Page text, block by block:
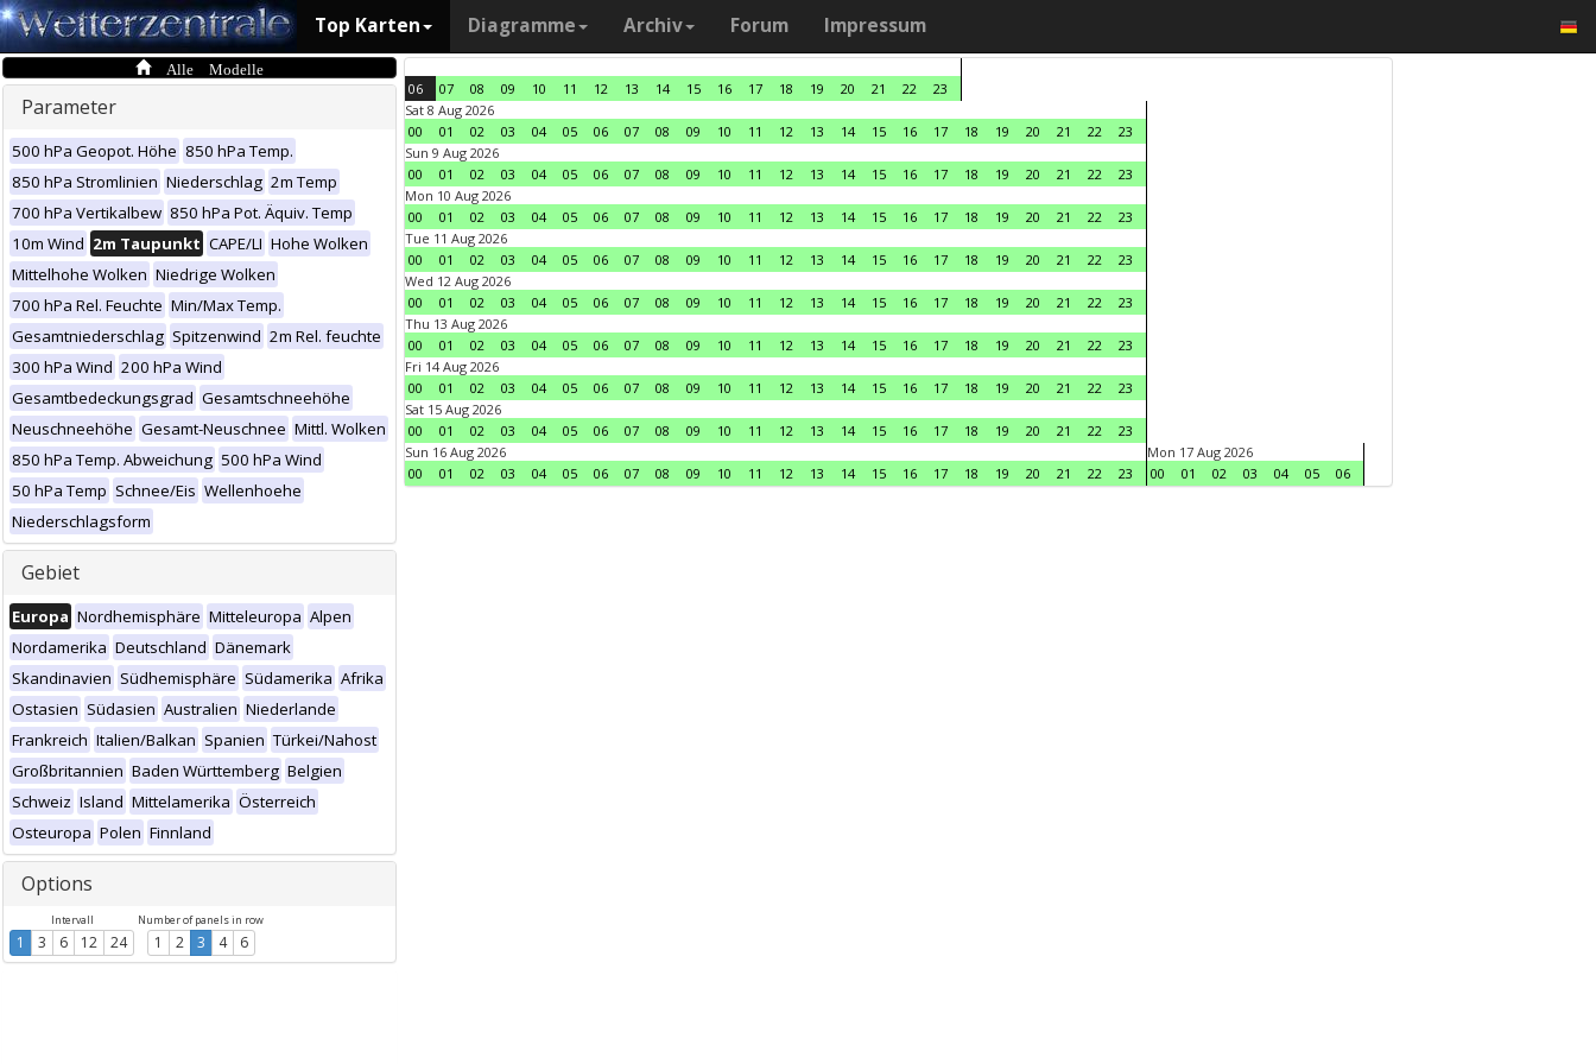
Top Karten Diagramme Archiv Forum Impressum
Alle Modelle
Parameter
500 hPa Geopot. Höhe 850 hPa Temp.
850 hPa Stromlinien Niederschlag 2m Temp
700 hPa Vertikalbew 850 hPa Pot. Äquiv. Temp
10m Wind 2m Taupunkt CAPE/LI Hohe Wolken
Mittelhohe Wolken Niedrige Wolken
700 hPa Rel. Feuchte Min/Max Temp.
Gesamtniederschlag Spitzenwind 2m Rel. feuchte
300 hPa Wind 200 hPa Wind
Gesamtbedeckungsgrad Gesamtschneehöhe
Neuschneehöhe Gesamt-Neuschnee Mittl. Wolken
850 hPa Temp. Abweichung 500 hPa Wind
50 hPa Temp Schnee/Eis Wellenhoehe
Niederschlagsform
Gebiet
Europa Nordhemisphäre Mitteleuropa Alpen
Nordamerika Deutschland Dänemark
Skandinavien Südhemisphäre Südamerika Afrika
Ostasien Südasien Australien Niederlande
Frankreich Italien/Balkan Spanien Türkei/Nahost
Großbritannien Baden Württemberg Belgien
Schweiz Island Mittelamerika Österreich
Osteuropa Polen Finnland
Options
Intervall
1 3 6 12 24
Number of panels in row
1 2 3 4 6
06 07 08 09 10 11 12 13 14 15 16 17 18 19 20 21 22
23
Sat 8 Aug 2026
00
01 02 03 04 05 06 07 08 09 10 11 12 13 14 15 16 17 18 19 20 21 22
23
Sun 9 Aug 2026
00
01 02 03 04 05 06 07 08 09 10 11 12 13 14 15 16 17 18 19 20 21 22
23
Mon 10 Aug 2026
00
01 02 03 04 05 06 07 08 09 10 11 12 13 14 15 16 17 18 19 20 21 22
23
Tue 11 Aug 2026
00
01 02 03 04 05 06 07 08 09 10 11 12 13 14 15 16 17 18 19 20 21 22
23
Wed 12 Aug 2026
00
01 02 03 04 05 06 07 08 09 10 11 12 13 14 15 16 17 18 19 20 21 22
23
Thu 13 Aug 2026
00
01 02 03 04 05 06 07 08 09 10 11 12 13 14 15 16 17 18 19 20 21 22
23
Fri 14 Aug 2026
00
01 02 03 04 05 06 07 08 09 10 11 12 13 14 15 16 17 18 19 20 21 22
23
Sat 15 Aug 2026
00
01 02 03 04 05 06 07 08 09 10 11 12 13 14 15 16 17 18 19 20 21 22
23
Sun 16 Aug 2026
00
01 02 03 04 05 06 07 08 09 10 11 12 13 14 15 16 17 18 19 20 21 22 23
Mon 17 Aug 2026
00
01 02 03 04 05 06